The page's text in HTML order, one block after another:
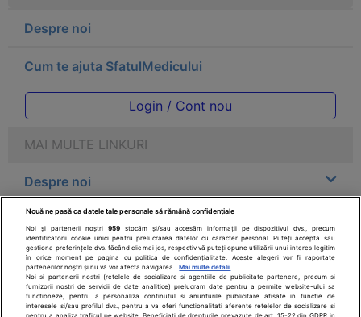
Despre noi
Cum te ajuta SfatulMedicului
Login / Cont nou
MAI MULTE LINKURI
Despre noi
Legal
Drepturile consumatorului
Parteneri
Nouă ne pasă ca datele tale personale să rămână confidențiale
Noi și partenerii noștri959 stocăm și/sau accesăm informații pe dispozitivul dvs., precum
identificatorii cookie unici pentru prelucrarea datelor cu caracter personal. Puteți accepta sau
gestiona preferințele dvs. făcând clic mai jos, respectiv vă puteți opune utilizării unui interes legitim
în orice moment pe pagina cu politica de confidențialitate. Aceste alegeri vor fi raportate
partenerilor noștri și nu vă vor afecta navigarea.
Mai multe detalii
Noi si partenerii nostri (retelele de socializare si agentiile de publicitate partenere, precum si
furnizorii nostri de servicii de date analitice) prelucram date pentru a permite website-ului sa
functioneze, pentru a personaliza continutul si anunturile publicitare afisate in functie de
interesele si/sau profilul dvs., pentru a va oferi functionalitati aferente retelelor de socializare si
pentru a analiza traficul pe website. Beneficiati de drepturile prevazute de art. 15-22 din GDPR in